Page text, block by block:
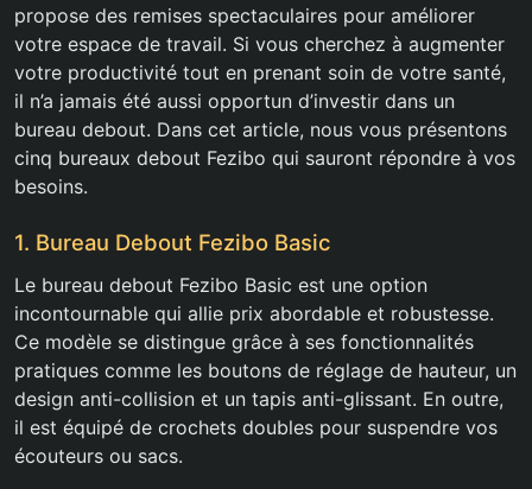
propose des remises spectaculaires pour améliorer
votre espace de travail. Si vous cherchez à augmenter
votre productivité tout en prenant soin de votre santé,
il n’a jamais été aussi opportun d’investir dans un
bureau debout. Dans cet article, nous vous présentons
cinq bureaux debout Fezibo qui sauront répondre à vos
besoins.
1. Bureau Debout Fezibo Basic
Le bureau debout Fezibo Basic est une option
incontournable qui allie prix abordable et robustesse.
Ce modèle se distingue grâce à ses fonctionnalités
pratiques comme les boutons de réglage de hauteur, un
design anti-collision et un tapis anti-glissant. En outre,
il est équipé de crochets doubles pour suspendre vos
écouteurs ou sacs.